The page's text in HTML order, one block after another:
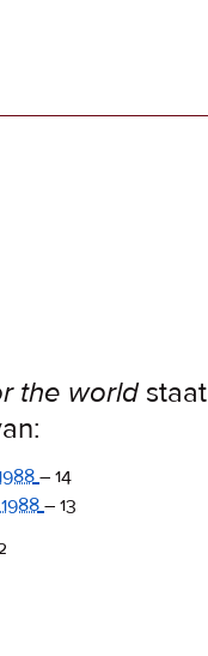
the worldstaat
– 14
– 13